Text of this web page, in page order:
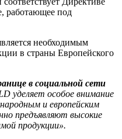
работающее под
необходимым
в страны Европейского
в социальной сети
уделяет особое внимание
и европейским
предъявляют высокие
продукции».